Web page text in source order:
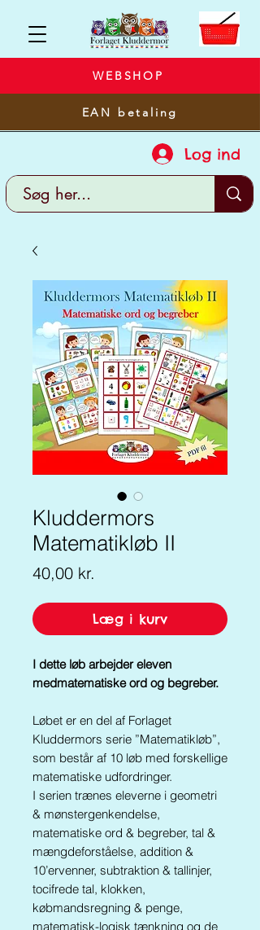
WEBSHOP
EAN betaling
Log ind
Kluddermors
Matematikløb II
40,00 kr.
Læg i kurv
I dette løb arbejder eleven
medmatematiske ord og begreber.
Løbet er en del af Forlaget
Kluddermors serie ”Matematikløb”,
som består af 10 løb med forskellige
matematiske udfordringer.
I serien trænes eleverne i geometri
& mønstergenkendelse,
matematiske ord & begreber, tal &
mængdeforståelse, addition &
10’ervenner, subtraktion & tallinjer,
tocifrede tal, klokken,
købmandsregning & penge,
matematisk-logisk tænkning og de